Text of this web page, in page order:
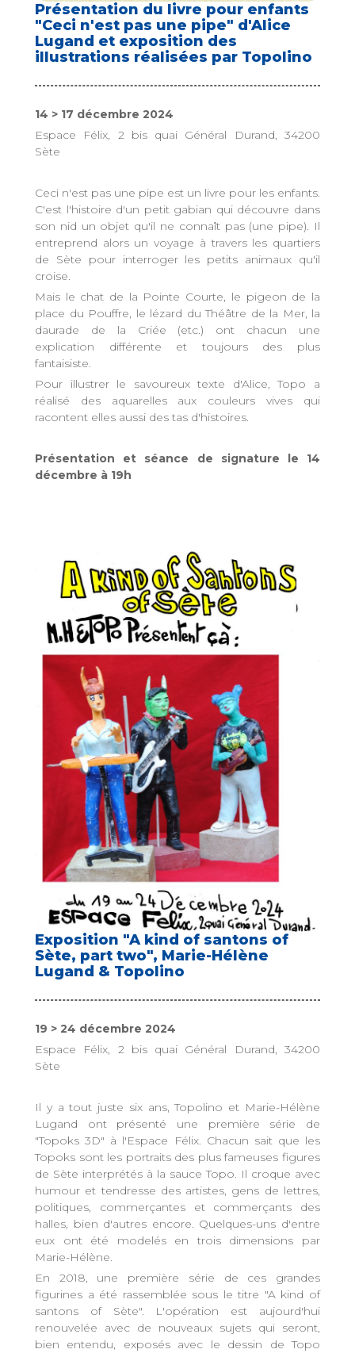
Présentation du livre pour enfants
"Ceci n'est pas une pipe" d'Alice
Lugand et exposition des
illustrations réalisées par Topolino
14 > 17 décembre 2024
Espace Félix, 2 bis quai Général Durand, 34200
Sète
Ceci n'est pas une pipe est un livre pour les enfants.
C'est l'histoire d'un petit gabian qui découvre dans
son nid un objet qu'il ne connaît pas (une pipe). Il
entreprend alors un voyage à travers les quartiers
de Sète pour interroger les petits animaux qu'il
croise.
Mais le chat de la Pointe Courte, le pigeon de la
place du Pouffre, le lézard du Théâtre de la Mer, la
daurade de la Criée (etc.) ont chacun une
explication différente et toujours des plus
fantaisiste.
Pour illustrer le savoureux texte d'Alice, Topo a
réalisé des aquarelles aux couleurs vives qui
racontent elles aussi des tas d'histoires.
Présentation et séance de signature le 14
décembre à 19h
Exposition "A kind of santons of
Sète, part two", Marie-Hélène
Lugand & Topolino
19 > 24 décembre 2024
Espace Félix, 2 bis quai Général Durand, 34200
Sète
Il y a tout juste six ans, Topolino et Marie-Hélène
Lugand ont présenté une première série de
"Topoks 3D" à l'Espace Félix. Chacun sait que les
Topoks sont les portraits des plus fameuses figures
de Sète interprétés à la sauce Topo. Il croque avec
humour et tendresse des artistes, gens de lettres,
politiques, commerçantes et commerçants des
halles, bien d'autres encore. Quelques-uns d'entre
eux ont été modelés en trois dimensions par
Marie-Hélène.
En 2018, une première série de ces grandes
figurines a été rassemblée sous le titre "A kind of
santons of Sète". L'opération est aujourd'hui
renouvelée avec de nouveaux sujets qui seront,
bien entendu, exposés avec le dessin de Topo